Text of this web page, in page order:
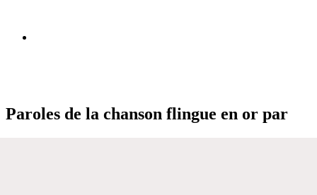
Paroles de la chanson flingue en or par